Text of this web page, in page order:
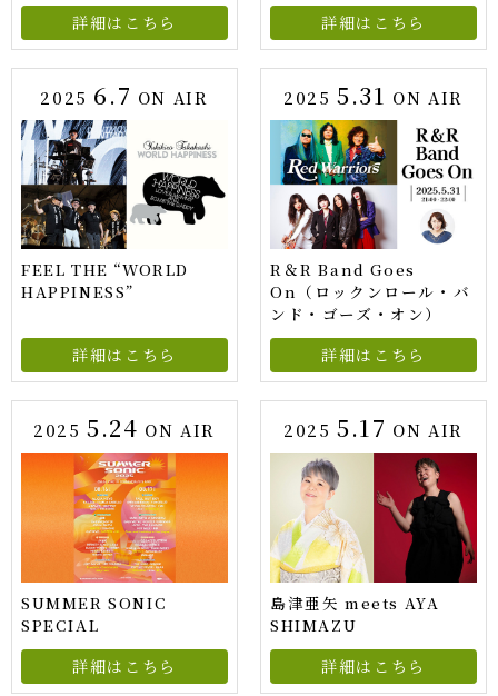
詳細はこちら 詳細はこちら
2025 6.7 ON AIR
FEEL THE “WORLD
HAPPINESS”
詳細はこちら
20255.31 ON AIR
R＆R Band Goes
On（ロックンロール・バ
ンド・ゴーズ・オン）
詳細はこちら
20255.24 ON AIR
SUMMER SONIC
SPECIAL
詳細はこちら
20255.17 ON AIR
島津亜矢 meets AYA
SHIMAZU
詳細はこちら